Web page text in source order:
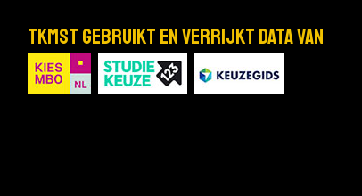
TKMST gebruikt en verrijkt data van